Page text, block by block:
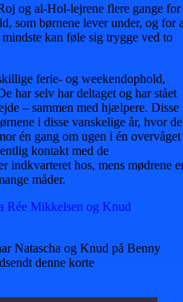
og al-Hol-lejrene flere gange for
som børnene lever under, og for
kan føle sig trygge ved to
ferie- og weekendophold,
har selv har deltaget og har stået
– sammen med hjælpere. Disse
i disse vanskelige år, hvor de
én gang om ugen i én overvåget
kontakt med de
indkvarteret hos, mens mødrene
måder.
Rée Mikkelsen og Knud
Natascha og Knud på Benny
denne korte